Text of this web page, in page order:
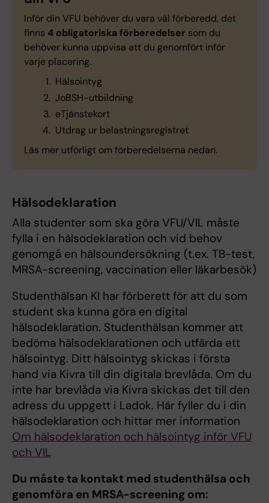
Inför din VFU behöver du vara väl förberedd, det
finns 4 obligatoriska förberedelser som du
behöver kunna uppvisa att du genomfört inför
varje placering.
Hälsointyg
JoBSH-utbildning
eTjänstekort
Utdrag ur belastningsregistret
Läs mer utförligt om förberedelserna nedan.
Hälsodeklaration
Alla studenter som ska göra VFU/VIL måste
fylla i en hälsodeklaration och vid behov
genomgå en hälsoundersökning (t.ex. TB-test,
MRSA-screening, vaccination eller läkarbesök)
Studenthälsan KI har förberett för att du som
student ska kunna göra en digital
hälsodeklaration. Studenthälsan kommer att
bedöma hälsodeklarationen och utfärda ett
hälsointyg. Ditt hälsointyg skickas i första
hand via Kivra till din digitala brevlåda. Om du
inte har brevlåda via Kivra skickas det till den
adress du uppgett i Ladok. Här fyller du i din
hälsodeklaration och hittar mer information
Om hälsodeklaration och hälsointyg inför VFU
och VIL
Du måste ta kontakt med studenthälsa och
genomföra en MRSA-screening om: